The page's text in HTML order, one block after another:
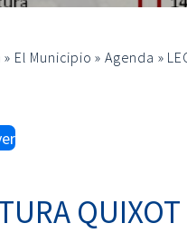
» El Municipio »Agenda »